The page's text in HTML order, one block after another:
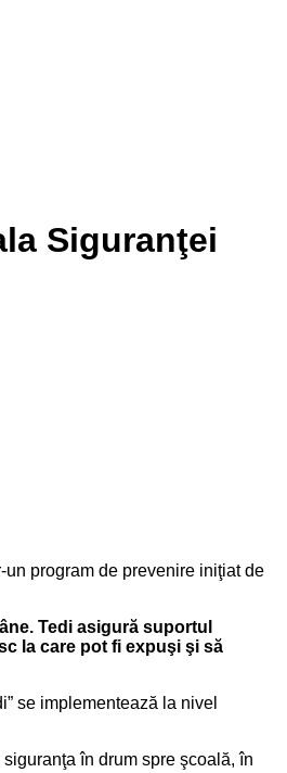
Siguranţei
program de prevenire iniţiat de
Tedi asigură suportul
la care pot fi expuşi şi să
se implementează la nivel
în drum spre şcoală, în